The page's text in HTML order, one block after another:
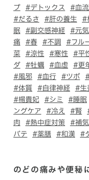
プ
#デトックス #血
#だるさ
#肝の養生 #
眠
#副交感神経 #元気
痛
#春 #不調 #フル
菜
#涼性 #寒性 #平
ダ
#牡蠣 #血虚 #更
#風邪
#血行 #ツボ
#体質
#自律神経 #生
#楊貴妃
#シミ #睡眠
ングケア
#冷え #腎
肉
#熱中症対策 #補気
バテ
#薬膳 #和漢 #
のどの痛みや便秘